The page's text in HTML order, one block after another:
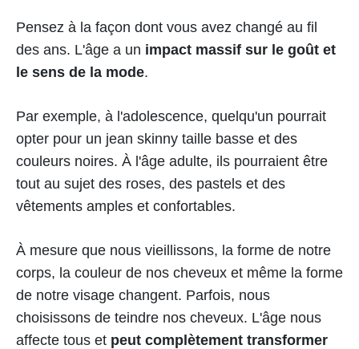
Pensez à la façon dont vous avez changé au fil
des ans. L'âge a un impact massif sur le goût et
le sens de la mode.
Par exemple, à l'adolescence, quelqu'un pourrait
opter pour un jean skinny taille basse et des
couleurs noires. À l'âge adulte, ils pourraient être
tout au sujet des roses, des pastels et des
vêtements amples et confortables.
À mesure que nous vieillissons, la forme de notre
corps, la couleur de nos cheveux et même la forme
de notre visage changent. Parfois, nous
choisissons de teindre nos cheveux. L'âge nous
affecte tous et peut complètement transformer